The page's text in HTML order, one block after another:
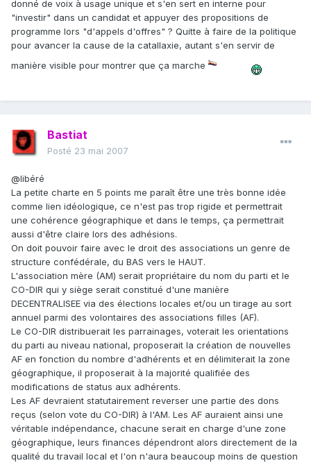
donné de voix à usage unique et s'en sert en interne pour
"investir" dans un candidat et appuyer des propositions de
programme lors "d'appels d'offres" ? Quitte à faire de la politique
pour avancer la cause de la catallaxie, autant s'en servir de
manière visible pour montrer que ça marche
Bastiat
Posté 23 mai 2007
@libéré
La petite charte en 5 points me paraît être une très bonne idée
comme lien idéologique, ce n'est pas trop rigide et permettrait
une cohérence géographique et dans le temps, ça permettrait
aussi d'être claire lors des adhésions.
On doit pouvoir faire avec le droit des associations un genre de
structure confédérale, du BAS vers le HAUT.
L'association mère (AM) serait propriétaire du nom du parti et le
CO-DIR qui y siège serait constitué d'une manière
DECENTRALISEE via des élections locales et/ou un tirage au sort
annuel parmi des volontaires des associations filles (AF).
Le CO-DIR distribuerait les parrainages, voterait les orientations
du parti au niveau national, proposerait la création de nouvelles
AF en fonction du nombre d'adhérents et en délimiterait la zone
géographique, il proposerait à la majorité qualifiée des
modifications de status aux adhérents.
Les AF devraient statutairement reverser une partie des dons
reçus (selon vote du CO-DIR) à l'AM. Les AF auraient ainsi une
véritable indépendance, chacune serait en charge d'une zone
géographique, leurs finances dépendront alors directement de la
qualité du travail local et l'on n'aura beaucoup moins de question